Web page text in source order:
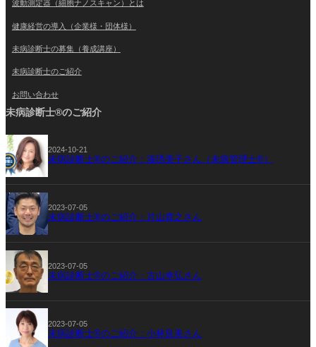
波動測定器（細胞ナノスキャン）とは
健康経営の導入（企業様・団体様）
未病診断士の募集（養成講座）
未病診断士のご紹介
お問い合わせ
未病診断士®のご紹介
2024-10-21
未病診断士®のご紹介：湊琇美子さん（未病管理士®）
2023-07-05
未病診断士®のご紹介：片山貴之さん
2023-07-05
未病診断士®のご紹介：古山幸弘さん
2023-07-05
未病診断士®のご紹介：小林良美さん